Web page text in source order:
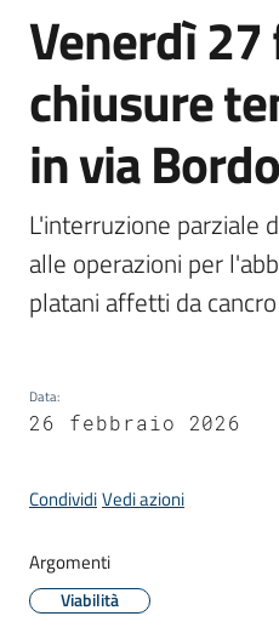
Amministrazione
Novità
Menu selezionato
Servizi
Vivere
San
Donato
Milanese
gli
argomenti
Seguici
Salta al contenuto
Venerdì
chiusure
in via
L'interruzione parziale
alle operazioni per
platani affetti da
Data:
26 febbraio 2026
CondividiVedi azioni
Argomenti
Viabilità